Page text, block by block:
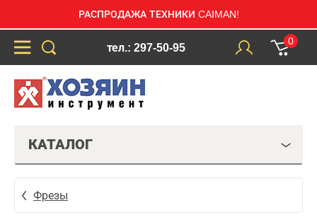
РАСПРОДАЖА ТЕХНИКИ CAIMAN!
тел.: 297-50-95
0
КАТАЛОГ
Фрезы